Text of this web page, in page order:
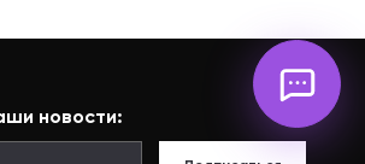
новости: